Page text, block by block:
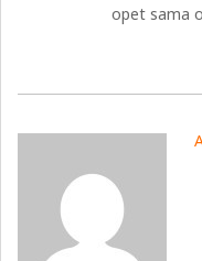
opet sama